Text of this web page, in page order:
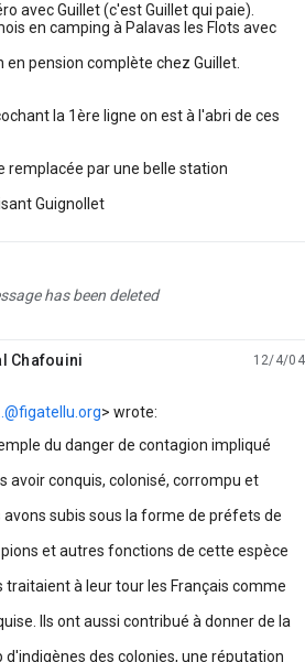
avec Guillet (c'est Guillet qui paie).
en camping à Palavas les Flots avec
en pension complète chez Guillet.
la 1ère ligne on est à l'abri de ces
remplacée par une belle station
Guignollet
has been deleted
Chafouini
12/4/04
> wrote:
du danger de contagion impliqué
avoir conquis, colonisé, corrompu et
avons subis sous la forme de préfets de
et autres fonctions de cette espèce
traitaient à leur tour les Français comme
Ils ont aussi contribué à donner de la
d'indigènes des colonies, une réputation